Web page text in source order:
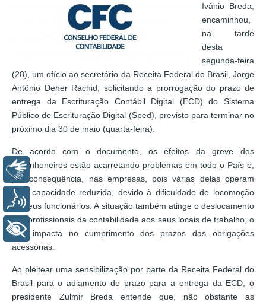
Ivânio Breda,
encaminhou,
na tarde
desta
segunda-feira
(28), um ofício ao secretário da Receita Federal do Brasil, Jorge
Antônio Deher Rachid, solicitando a prorrogação do prazo de
entrega da Escrituração Contábil Digital (ECD) do Sistema
Público de Escrituração Digital (Sped), previsto para terminar no
próximo dia 30 de maio (quarta-feira).
De acordo com o documento, os efeitos da greve dos
caminhoneiros estão acarretando problemas em todo o País e,
por consequência, nas empresas, pois várias delas operam
com capacidade reduzida, devido à dificuldade de locomoção
de seus funcionários. A situação também atinge o deslocamento
dos profissionais da contabilidade aos seus locais de trabalho, o
que impacta no cumprimento dos prazos das obrigações
acessórias.
Ao pleitear uma sensibilização por parte da Receita Federal do
Brasil para o adiamento do prazo para a entrega da ECD, o
presidente Zulmir Breda entende que, não obstante as
Libras
Voz
+ Acessibilidade